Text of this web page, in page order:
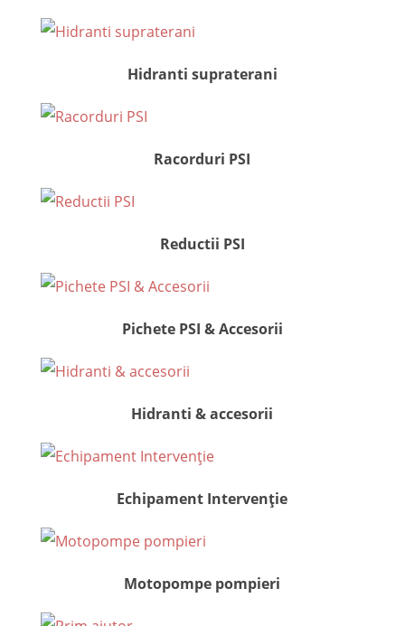
Hidranti supraterani
Racorduri PSI
Reductii PSI
Pichete PSI & Accesorii
Hidranti & accesorii
Echipament Intervenție
Motopompe pompieri